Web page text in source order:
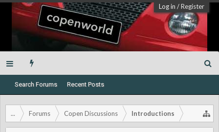
Log in /Register
Search Forums Recent Posts
... Forums Copen Discussions Introductions